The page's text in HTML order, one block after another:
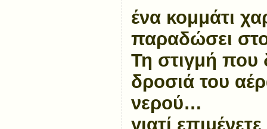
ένα κομμάτι
παραδώσει
Τη στιγμή που
δροσιά του
νερού…
γιατί